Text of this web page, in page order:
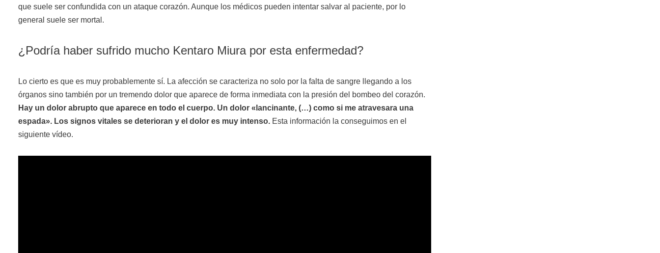
que suele ser confundida con un ataque corazón. Aunque los médicos pueden intentar salvar al paciente, por lo
general suele ser mortal.
¿Podría haber sufrido mucho Kentaro Miura por esta enfermedad?
Lo cierto es que es muy probablemente sí. La afección se caracteriza no solo por la falta de sangre llegando a los
órganos sino también por un tremendo dolor que aparece de forma inmediata con la presión del bombeo del corazón.
Hay un dolor abrupto que aparece en todo el cuerpo. Un dolor «lancinante, (…) como si me atravesara una
espada». Los signos vitales se deterioran y el dolor es muy intenso. Esta información la conseguimos en el
siguiente vídeo.